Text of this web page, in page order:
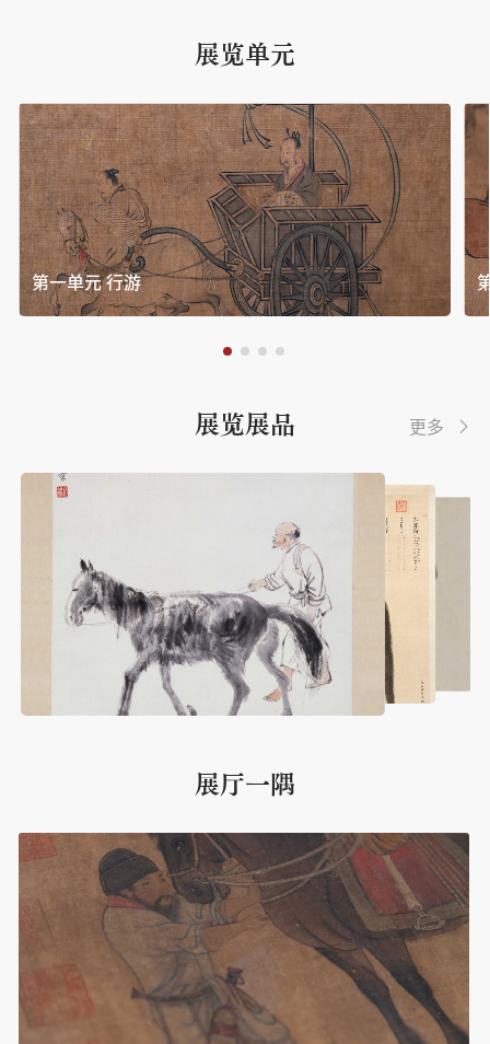
国家存亡。马的角色，变得厚重壮烈。
满想象，它们被冠以“龙媒”“神骏”的赞
誉。“行天莫如龙，行地莫如马”,“天马”与传
统文化中骏马形象相结合，塑造出一种骏拔向上
并含有吉祥寓意的独特精神文化属性，影响至
今。
公元2026，适逢农历丙午马年，为展现昂扬
涵，故宫博物院特别选取53件套院藏珍贵书画文
郎世宁、徐悲鸿，这些画马艺术巨匠，或撷取马
透视解剖学，均能各擅胜场，引领时代，创造经
诚邀您走进书画馆，走进书画艺术中的“马
世界”，睿思古今，遇见“神骏”。
展览单元
第一单元 行游
展览展品 更多 
展厅一隅